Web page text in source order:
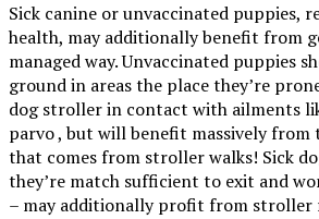
Sick canine or unvaccinated puppies,
health, may additionally benefit from
managed way. Unvaccinated puppies
ground in areas the place they’re
dog stroller in contact with ailments
parvo , but will benefit massively from
that comes from stroller walks! Sick
they’re match sufficient to exit and
– may additionally profit from stroller